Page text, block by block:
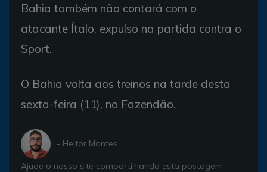
Bahia também não contará com o
atacante Ítalo, expulso na partida contra o
Sport.
O Bahia volta aos treinos na tarde desta
sexta-feira (11), no Fazendão.
- Heitor Montes
Ajude o nosso site compartilhando esta postagem